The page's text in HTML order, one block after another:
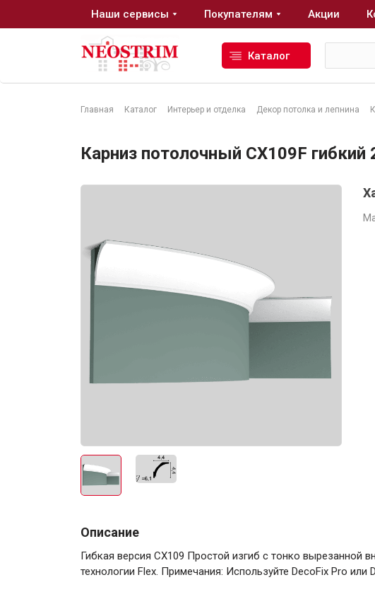
Главная Каталог Интерьер и отделка Декор потолка и лепнина
Карниз потолочный CX109F гибкий
Описание
Гибкая версия CX109 Простой изгиб с тонко вырезанной
технологии Flex. Примечания: Используйте DecoFix Pro
Наши сервисы Покупателям Акции
Каталог
Ещё 2
Электро-оборудование
Анкеры